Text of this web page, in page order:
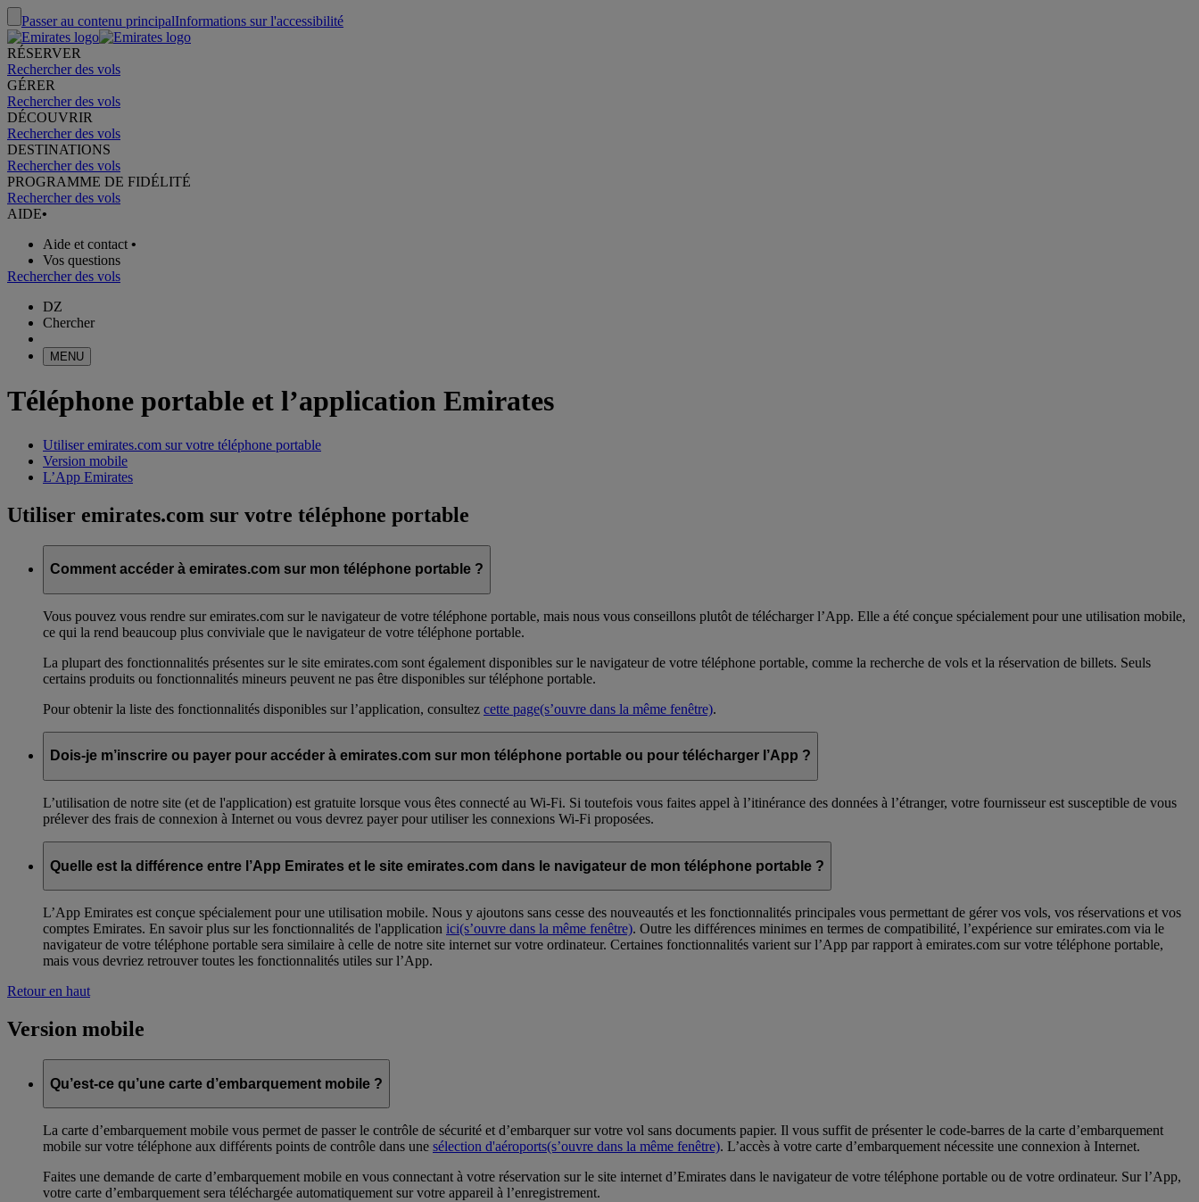
Passer au contenu principalInformations sur l'accessibilité
RÉSERVER
Rechercher des vols
GÉRER
Rechercher des vols
DÉCOUVRIR
Rechercher des vols
DESTINATIONS
Rechercher des vols
PROGRAMME DE FIDÉLITÉ
Rechercher des vols
AIDE•
Aide et contact •
Vos questions
Rechercher des vols
DZ
Chercher
MENU
Téléphone portable et l’application Emirates
Utiliser emirates.com sur votre téléphone portable
Version mobile
L’App Emirates
Utiliser emirates.com sur votre téléphone portable
Comment accéder à emirates.com sur mon téléphone portable ?
Vous pouvez vous rendre sur emirates.com sur le navigateur de votre téléphone portable, mais nous vous conseillons plutôt de télécharger l’App. Elle a été conçue spécialement pour une utilisation mobile,
ce qui la rend beaucoup plus conviviale que le navigateur de votre téléphone portable.
La plupart des fonctionnalités présentes sur le site emirates.com sont également disponibles sur le navigateur de votre téléphone portable, comme la recherche de vols et la réservation de billets. Seuls
certains produits ou fonctionnalités mineurs peuvent ne pas être disponibles sur téléphone portable.
Pour obtenir la liste des fonctionnalités disponibles sur l’application, consultez cette page(s’ouvre dans la même fenêtre).
Dois-je m’inscrire ou payer pour accéder à emirates.com sur mon téléphone portable ou pour télécharger l’App ?
L’utilisation de notre site (et de l'application) est gratuite lorsque vous êtes connecté au Wi-Fi. Si toutefois vous faites appel à l’itinérance des données à l’étranger, votre fournisseur est susceptible de vous
prélever des frais de connexion à Internet ou vous devrez payer pour utiliser les connexions Wi-Fi proposées.
Quelle est la différence entre l’App Emirates et le site emirates.com dans le navigateur de mon téléphone portable ?
L’App Emirates est conçue spécialement pour une utilisation mobile. Nous y ajoutons sans cesse des nouveautés et les fonctionnalités principales vous permettant de gérer vos vols, vos réservations et vos
comptes Emirates. En savoir plus sur les fonctionnalités de l'application ici(s’ouvre dans la même fenêtre). Outre les différences minimes en termes de compatibilité, l’expérience sur emirates.com via le
navigateur de votre téléphone portable sera similaire à celle de notre site internet sur votre ordinateur. Certaines fonctionnalités varient sur l’App par rapport à emirates.com sur votre téléphone portable,
mais vous devriez retrouver toutes les fonctionnalités utiles sur l’App.
Retour en haut
Version mobile
Qu’est-ce qu’une carte d’embarquement mobile ?
La carte d’embarquement mobile vous permet de passer le contrôle de sécurité et d’embarquer sur votre vol sans documents papier. Il vous suffit de présenter le code-barres de la carte d’embarquement
mobile sur votre téléphone aux différents points de contrôle dans une sélection d'aéroports(s’ouvre dans la même fenêtre). L’accès à votre carte d’embarquement nécessite une connexion à Internet.
Faites une demande de carte d’embarquement mobile en vous connectant à votre réservation sur le site internet d’Emirates dans le navigateur de votre téléphone portable ou de votre ordinateur. Sur l’App,
votre carte d’embarquement sera téléchargée automatiquement sur votre appareil à l’enregistrement.